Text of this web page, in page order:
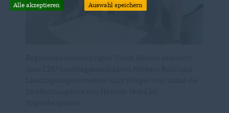
Alle akzeptieren Auswahl speichern